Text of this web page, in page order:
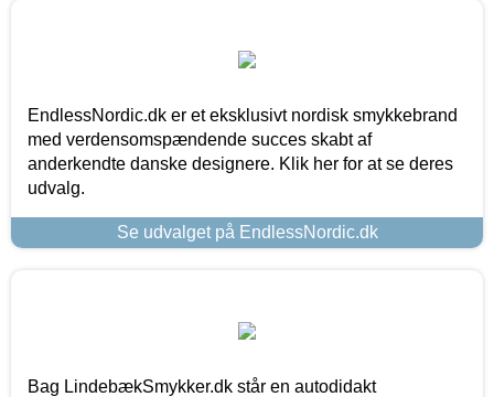
EndlessNordic.dk er et eksklusivt nordisk smykkebrand
med verdensomspændende succes skabt af
anderkendte danske designere. Klik her for at se deres
udvalg.
Se udvalget på EndlessNordic.dk
Bag LindebækSmykker.dk står en autodidakt